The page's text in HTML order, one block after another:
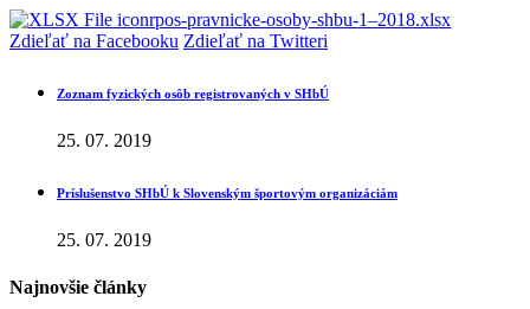
rpos-pravnicke-osoby-shbu-1–2018.xlsx
Zdieľať na Facebooku Zdieľať na Twitteri
Zoznam fyzických osôb registrovaných v SHbÚ
25. 07. 2019
Príslušenstvo SHbÚ k Slovenským športovým organizáciám
25. 07. 2019
Najnovšie články